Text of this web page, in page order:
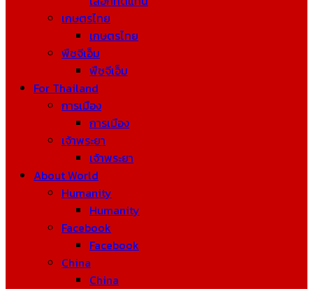
เกษตรไทย
เกษตรไทย
พืชจีเอ็ม
พืชจีเอ็ม
For Thailand
การเมือง
การเมือง
เจ้าพระยา
เจ้าพระยา
About World
Humanity
Humanity
Facebook
Facebook
China
China